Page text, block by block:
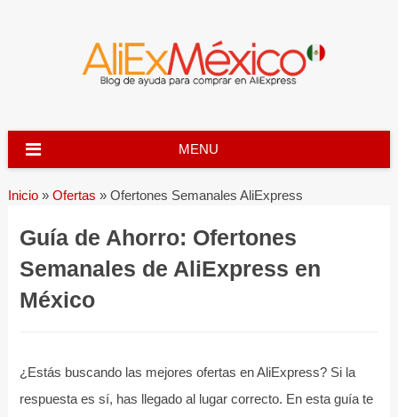
MENU
Inicio » Ofertas »Ofertones Semanales AliExpress
Guía de Ahorro: Ofertones
Semanales de AliExpress en
México
¿Estás buscando las mejores ofertas en AliExpress? Si la
respuesta es sí, has llegado al lugar correcto. En esta guía te